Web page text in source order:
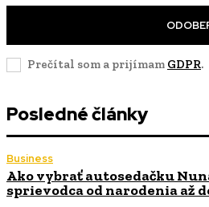
Prečítal som a prijímam GDPR.
Posledné články
Business
Ako vybrať autosedačku
sprievodca od narodenia až